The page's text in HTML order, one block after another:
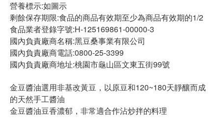
營養標示:如圖示
剩餘保存期限:食品的商品有效期至少為商品有效期的1/2
食品業者登錄字號:H-125169861-00000-3
國內負責廠商名稱:黑豆桑事業有限公司
國內負責廠商電話:0800-25-3399
國內負責廠商地址:桃園市龜山區文東五街99號
金豆醬油選用非基改黃豆，以原豆和120~180天靜釀而成
的天然手工醬油
金豆醬油豆香濃郁，非常適合作沾炒拌的料理